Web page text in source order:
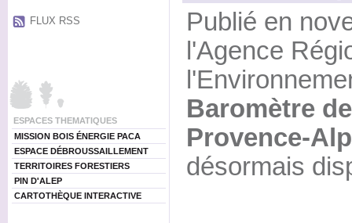
FLUX RSS
ESPACES THEMATIQUES
MISSION BOIS ÉNERGIE PACA
ESPACE DÉBROUSSAILLEMENT
TERRITOIRES FORESTIERS
PIN D'ALEP
CARTOTHÈQUE INTERACTIVE
Publié en
l'Agence
Baromètre
Provence-
désormais